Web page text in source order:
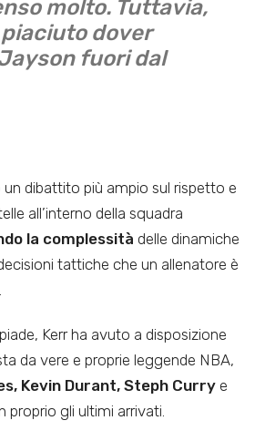
molto. Tuttavia,
dover
fuori dal
un dibattito più ampio sul rispetto e
all’interno della squadra
la complessità delle dinamiche
tattiche che un allenatore è
Kerr ha avuto a disposizione
da vere e proprie leggende NBA,
Kevin Durant, Steph Currye
proprio gli ultimi arrivati.